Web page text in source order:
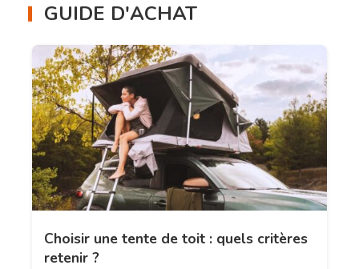
GUIDE D'ACHAT
Choisir une tente de toit : quels critères
retenir ?